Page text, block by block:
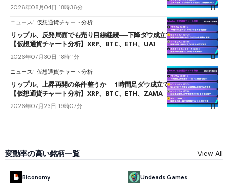
2026年08月04日 18時36分
ニュース 仮想通貨チャート分析
リップル、反発局面でも売り目線継続──下降ダウ成立で下値追う展開
【仮想通貨チャート分析】XRP、BTC、ETH、UAI
2026年07月30日 18時11分
ニュース 仮想通貨チャート分析
リップル、上昇再開の条件整うか──1時間足ダウ成立で1.185ドルを狙う
【仮想通貨チャート分析】XRP、BTC、ETH、ZAMA
2026年07月23日 19時07分
変動率の高い銘柄一覧 View All
Biconomy Undeads Games